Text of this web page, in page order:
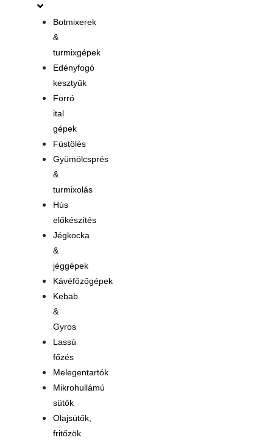
Botmixerek
&
turmixgépek
Edényfogó
kesztyűk
Forró
ital
gépek
Füstölés
Gyümölcsprés
&
turmixolás
Hús
előkészítés
Jégkocka
&
jéggépek
Kávéfőzőgépek
Kebab
&
Gyros
Lassú
főzés
Melegentartók
Mikrohullámú
sütők
Olajsütők,
fritőzök